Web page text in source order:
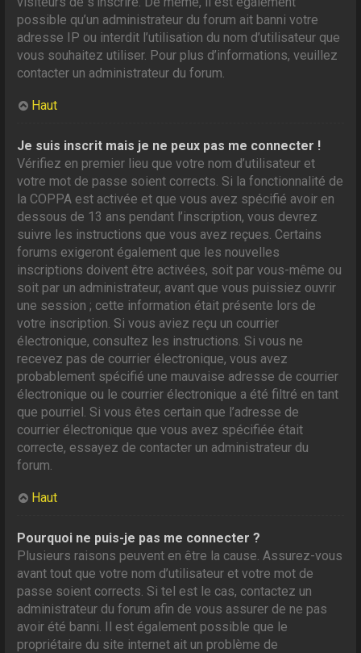
possible qu’un administrateur du forum ait banni votre
adresse IP ou interdit l’utilisation du nom d’utilisateur que
vous souhaitez utiliser. Pour plus d’informations, veuillez
contacter un administrateur du forum.
Haut
Je suis inscrit mais je ne peux pas me connecter !
Vérifiez en premier lieu que votre nom d’utilisateur et
votre mot de passe soient corrects. Si la fonctionnalité de
la COPPA est activée et que vous avez spécifié avoir en
dessous de 13 ans pendant l’inscription, vous devrez
suivre les instructions que vous avez reçues. Certains
forums exigeront également que les nouvelles
inscriptions doivent être activées, soit par vous-même ou
soit par un administrateur, avant que vous puissiez ouvrir
une session ; cette information était présente lors de
votre inscription. Si vous aviez reçu un courrier
électronique, consultez les instructions. Si vous ne
recevez pas de courrier électronique, vous avez
probablement spécifié une mauvaise adresse de courrier
électronique ou le courrier électronique a été filtré en tant
que pourriel. Si vous êtes certain que l’adresse de
courrier électronique que vous avez spécifiée était
correcte, essayez de contacter un administrateur du
forum.
Haut
Pourquoi ne puis-je pas me connecter ?
Plusieurs raisons peuvent en être la cause. Assurez-vous
avant tout que votre nom d’utilisateur et votre mot de
passe soient corrects. Si tel est le cas, contactez un
administrateur du forum afin de vous assurer de ne pas
avoir été banni. Il est également possible que le
propriétaire du site internet ait un problème de